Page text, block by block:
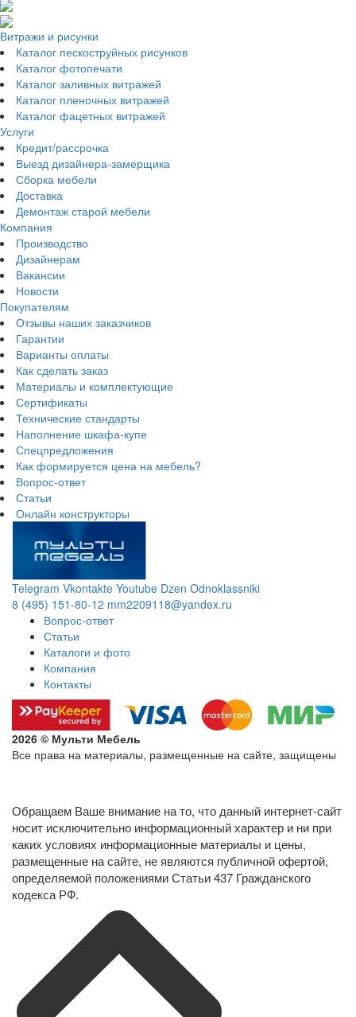
Витражи и рисунки
Каталог пескоструйных рисунков
Каталог фотопечати
Каталог заливных витражей
Каталог пленочных витражей
Каталог фацетных витражей
Услуги
Кредит/рассрочка
Выезд дизайнера-замерщика
Сборка мебели
Доставка
Демонтаж старой мебели
Компания
Производство
Дизайнерам
Вакансии
Новости
Покупателям
Отзывы наших заказчиков
Гарантии
Варианты оплаты
Как сделать заказ
Материалы и комплектующие
Сертификаты
Технические стандарты
Наполнение шкафа-купе
Спецпредложения
Как формируется цена на мебель?
Вопрос-ответ
Статьи
Онлайн конструкторы
Telegram Vkontakte Youtube Dzen Odnoklassniki
8 (495) 151-80-12 mm2209118@yandex.ru
Вопрос-ответ
Статьи
Каталоги и фото
Компания
Контакты
2026 © Мульти Мебель
Все права на материалы, размещенные на сайте, защищены
Обращаем Ваше внимание на то, что данный интернет-сайт
носит исключительно информационный характер и ни при
каких условиях информационные материалы и цены,
размещенные на сайте, не являются публичной офертой,
определяемой положениями Статьи 437 Гражданского
кодекса РФ.